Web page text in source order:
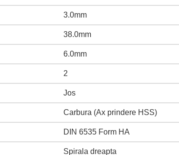
3.0mm
38.0mm
6.0mm
2
Jos
Carbura (Ax prindere HSS)
DIN 6535 Form HA
Spirala dreapta